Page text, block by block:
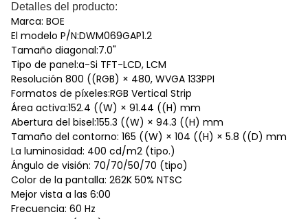
Detalles del producto:
Marca: BOE
El modelo P/N:DWM069GAP1.2
Tamaño diagonal:7.0"
Tipo de panel:a-Si TFT-LCD, LCM
Resolución 800 ((RGB) × 480, WVGA 133PPI
Formatos de píxeles:RGB Vertical Strip
Área activa:152.4 ((W) × 91.44 ((H) mm
Abertura del bisel:155.3 ((W) × 94.3 ((H) mm
Tamaño del contorno: 165 ((W) × 104 ((H) × 5.8 ((D) mm
La luminosidad: 400 cd/m2 (tipo.)
Ángulo de visión: 70/70/50/70 (tipo)
Color de la pantalla: 262K 50% NTSC
Mejor vista a las 6:00
Frecuencia: 60 Hz